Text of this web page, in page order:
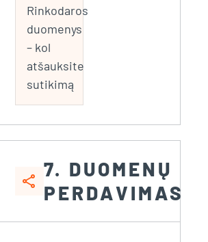
Rinkodaros
duomenys
– kol
atšauksite
sutikimą
share
7. DUOMENŲ
PERDAVIMAS